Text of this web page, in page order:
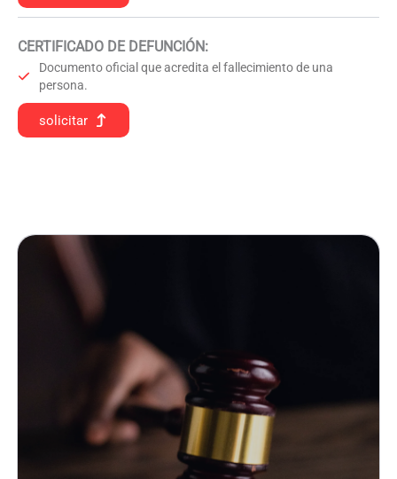
CERTIFICADO DE DEFUNCIÓN:
Documento oficial que acredita el fallecimiento de una
persona.
solicitar